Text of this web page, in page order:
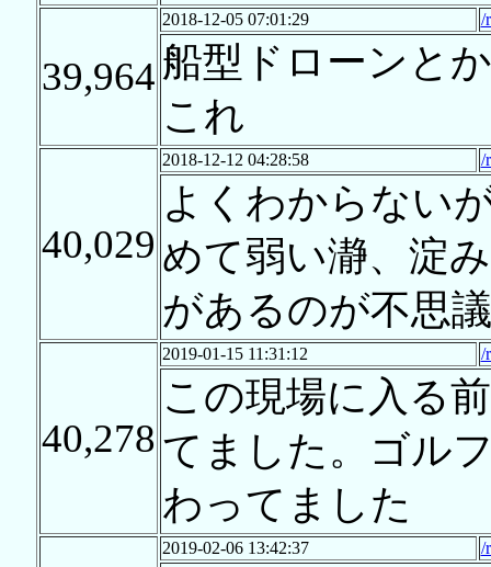
39,964
2018-12-05 07:01:29 /
船型ドローンと
これ
40,029
2018-12-12 04:28:58 /
よくわからない
めて弱い瀞、淀
があるのが不思
40,278
2019-01-15 11:31:12 /
この現場に入る
てました。ゴル
わってました
2019-02-06 13:42:37 /